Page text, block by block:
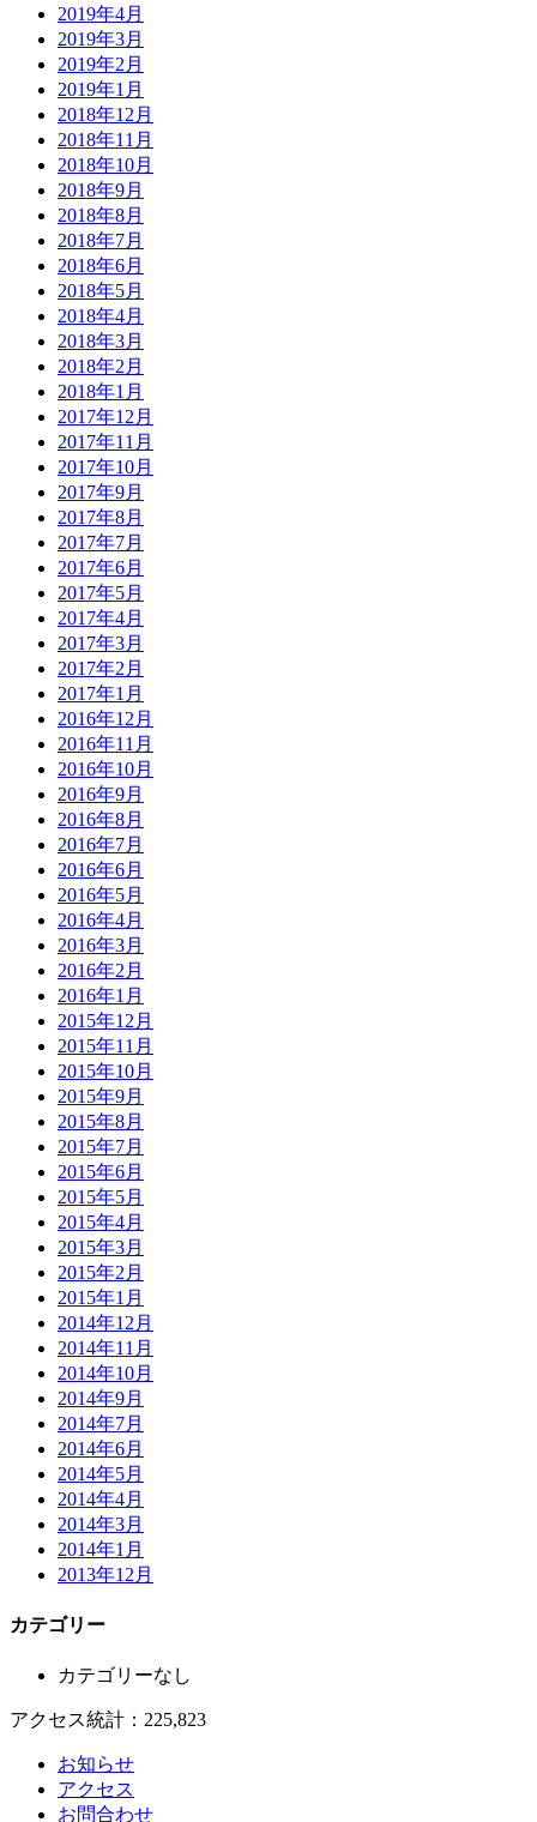
2019年4月
2019年3月
2019年2月
2019年1月
2018年12月
2018年11月
2018年10月
2018年9月
2018年8月
2018年7月
2018年6月
2018年5月
2018年4月
2018年3月
2018年2月
2018年1月
2017年12月
2017年11月
2017年10月
2017年9月
2017年8月
2017年7月
2017年6月
2017年5月
2017年4月
2017年3月
2017年2月
2017年1月
2016年12月
2016年11月
2016年10月
2016年9月
2016年8月
2016年7月
2016年6月
2016年5月
2016年4月
2016年3月
2016年2月
2016年1月
2015年12月
2015年11月
2015年10月
2015年9月
2015年8月
2015年7月
2015年6月
2015年5月
2015年4月
2015年3月
2015年2月
2015年1月
2014年12月
2014年11月
2014年10月
2014年9月
2014年7月
2014年6月
2014年5月
2014年4月
2014年3月
2014年1月
2013年12月
カテゴリー
カテゴリーなし
アクセス統計：225,823
お知らせ
アクセス
お問合わせ